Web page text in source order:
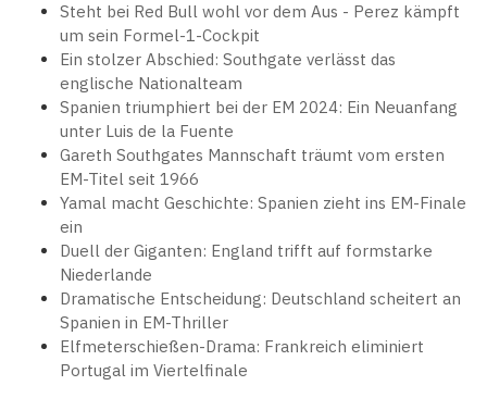
Steht bei Red Bull wohl vor dem Aus - Perez kämpft
um sein Formel-1-Cockpit
Ein stolzer Abschied: Southgate verlässt das
englische Nationalteam
Spanien triumphiert bei der EM 2024: Ein Neuanfang
unter Luis de la Fuente
Gareth Southgates Mannschaft träumt vom ersten
EM-Titel seit 1966
Yamal macht Geschichte: Spanien zieht ins EM-Finale
ein
Duell der Giganten: England trifft auf formstarke
Niederlande
Dramatische Entscheidung: Deutschland scheitert an
Spanien in EM-Thriller
Elfmeterschießen-Drama: Frankreich eliminiert
Portugal im Viertelfinale